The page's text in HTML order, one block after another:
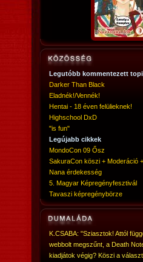
Legutóbb kommentezett
Darker Than Black
Eladnék!/Vennék!
Hentai - 18 éven felülieknek!
Highschool DxD
"is fun"
Legújabb cikkek
MondoCon 09 Ősz
SakuraCon köszi + Moderáció
Nana érdekesség
5. Magyar Képregényfesztivál
Tavaszi képregénybörze
K.CSABA: "Sziasztok! Attól
webbolt megszűnt, a Death
kiadjátok végig? Köszi a